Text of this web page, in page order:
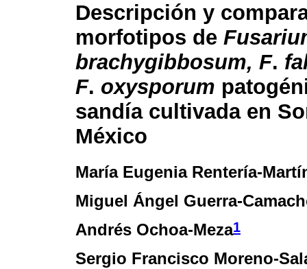
Descripción y
morfotipos de
brachygibbosum, F.
F. oxysporum
sandía cultivada en
México
María Eugenia Rentería-
Miguel Ángel Guerra-
Andrés Ochoa-Meza1
Sergio Francisco Moreno-